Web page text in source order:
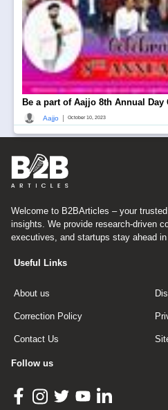
Be a part of Aajjo 8th Annual Day
Aajjo October 10, 2023
Welcome to B2BArticles – your
insights. We provide research-driven
executives, and startups stay ahead
Useful Links
About us
Correction Policy
Contact Us
Follow us